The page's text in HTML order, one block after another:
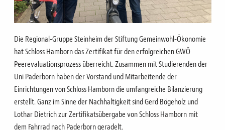
Die Regional-Gruppe Steinheim der Stiftung Gemeinwohl-Ökonomie
hat Schloss Hamborn das Zertifikat für den erfolgreichen GWÖ
Peerevaluationsprozess überreicht. Zusammen mit Studierenden der
Uni Paderborn haben der Vorstand und Mitarbeitende der
Einrichtungen von Schloss Hamborn die umfangreiche Bilanzierung
erstellt. Ganz im Sinne der Nachhaltigkeit sind Gerd Bögeholz und
Lothar Dietrich zur Zertifikatsübergabe von Schloss Hamborn mit
dem Fahrrad nach Paderborn geradelt.